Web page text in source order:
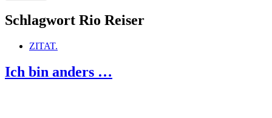
Schlagwort Rio Reiser
ZITAT.
Ich bin anders …